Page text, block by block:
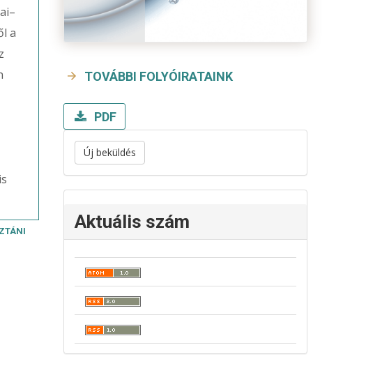
a
TOVÁBBI FOLYÓIRATAINK
PDF
Új beküldés
Aktuális szám